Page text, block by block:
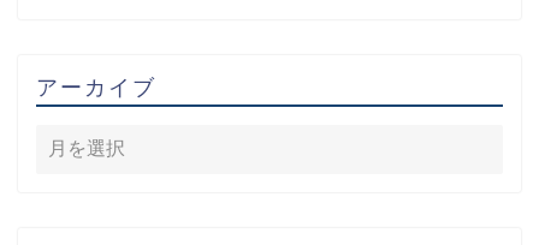
アーカイブ